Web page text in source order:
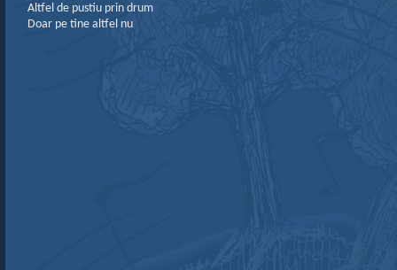
Altfel de pustiu prin drum
Doar pe tine altfel nu